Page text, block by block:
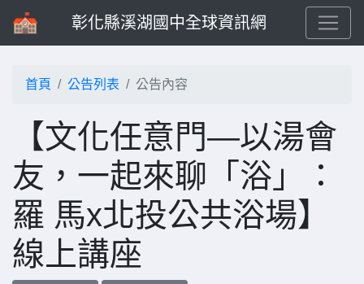
彰化縣溪湖國中全球資訊網
首頁 公告列表 公告內容
【文化任意門—以湯會
友，一起來聊「浴」：
羅 馬x北投公共浴場】
線上講座